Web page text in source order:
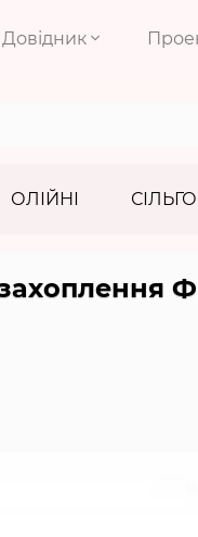
Довідник
ОЛІЙНІ